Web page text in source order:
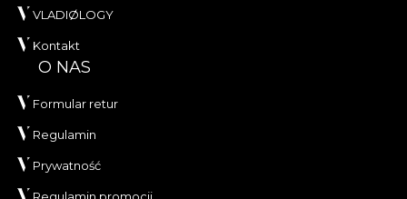
VLADIØLOGY
Kontakt
O NAS
Formular retur
Regulamin
Prywatność